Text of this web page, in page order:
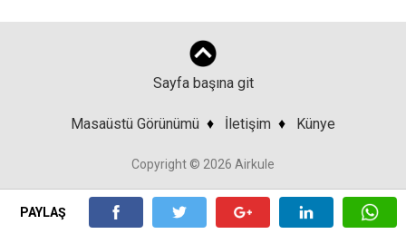
PAYLAŞ
Sayfa başına git
Masaüstü Görünümü ♦ İletişim ♦ Künye
Copyright © 2026 Airkule